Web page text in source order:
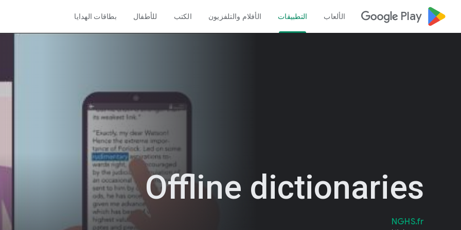
google_logo Play الألعاب التطبيقات الأفلام والتلفزيون الكتب للأطفال بطاقات الهدايا
Offline dictionaries
NGHS.fr